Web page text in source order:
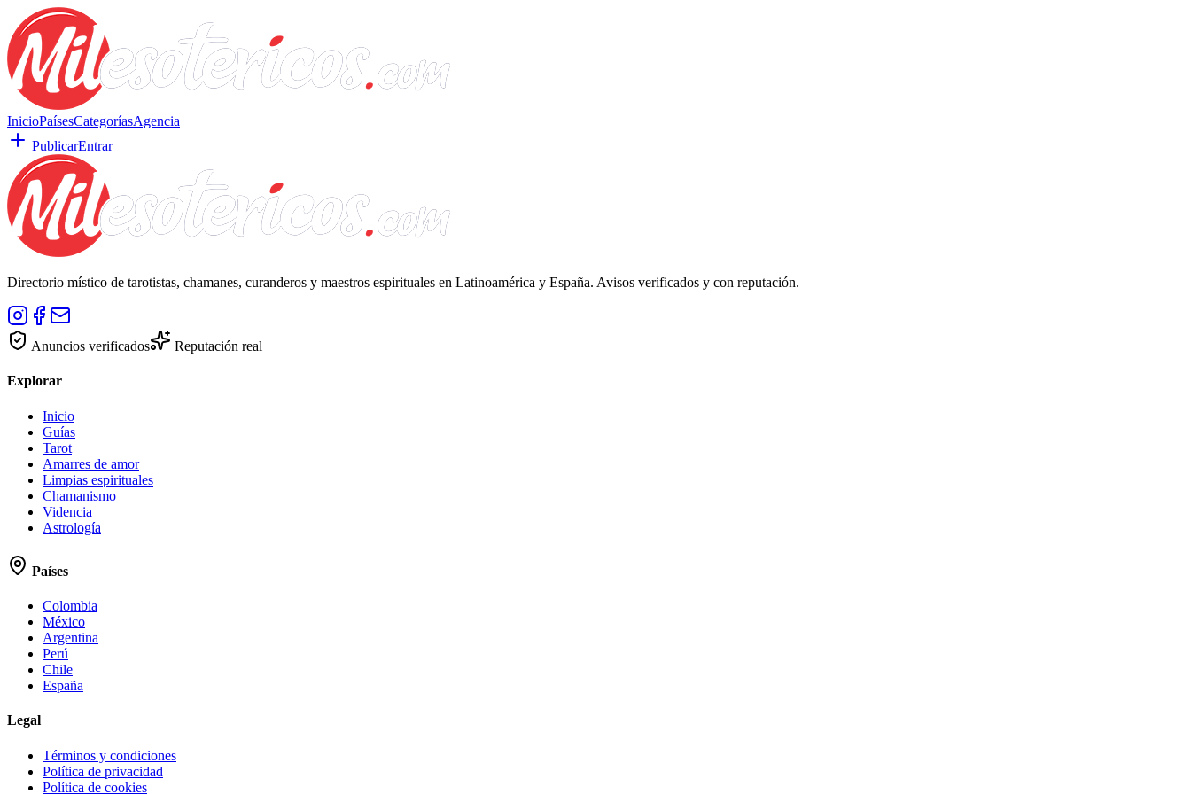
InicioPaísesCategoríasAgencia
PublicarEntrar
Directorio místico de tarotistas, chamanes, curanderos y maestros espirituales en Latinoamérica y España. Avisos verificados y con reputación.
Anuncios verificados Reputación real
Explorar
Inicio
Guías
Tarot
Amarres de amor
Limpias espirituales
Chamanismo
Videncia
Astrología
Países
Colombia
México
Argentina
Perú
Chile
España
Legal
Términos y condiciones
Política de privacidad
Política de cookies